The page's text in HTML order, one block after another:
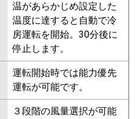
温があらかじめ設定した
温度に達すると自動で冷
房運転を開始。30分後に
停止します。
運転開始時では能力優先
運転が可能です。
３段階の風量選択が可能